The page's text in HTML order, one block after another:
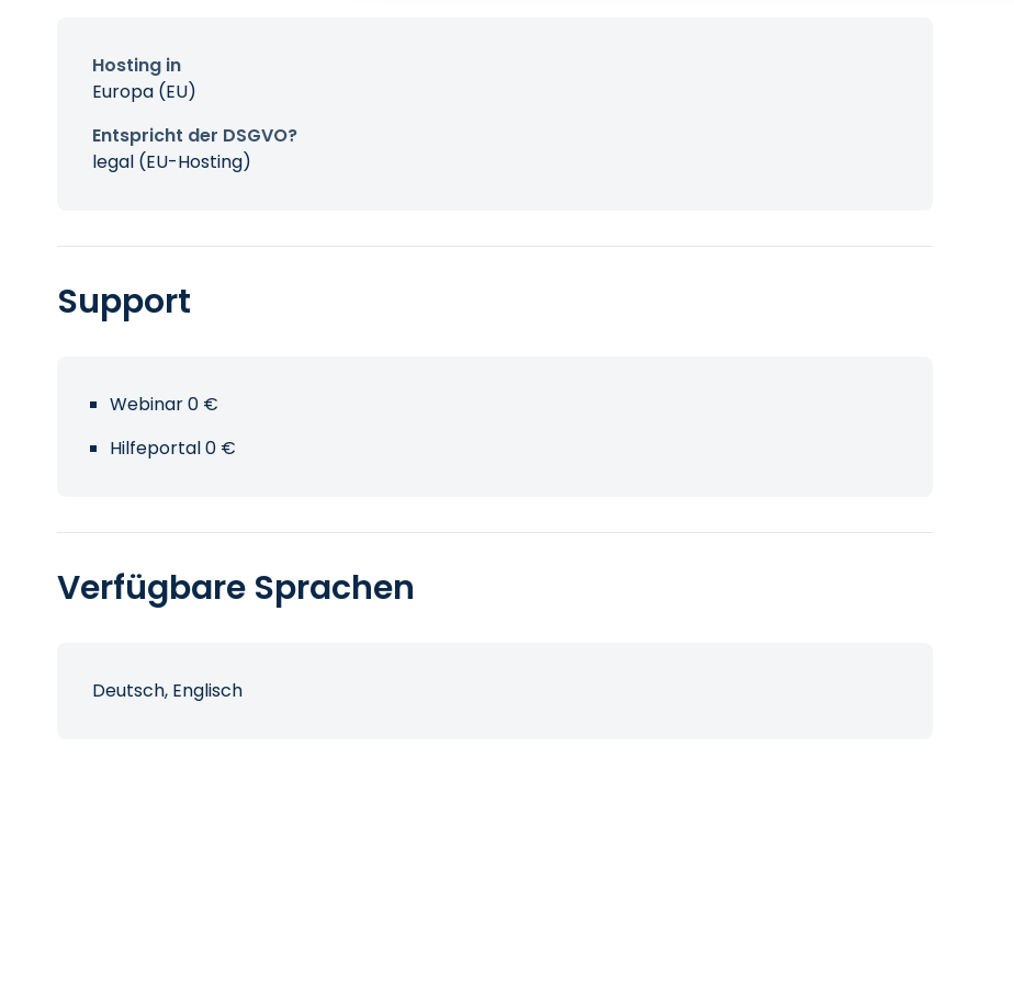
Hosting in
Europa (EU)
Entspricht der DSGVO?
legal (EU-Hosting)
Support
Webinar 0 €
Hilfeportal 0 €
Verfügbare Sprachen
Deutsch, Englisch